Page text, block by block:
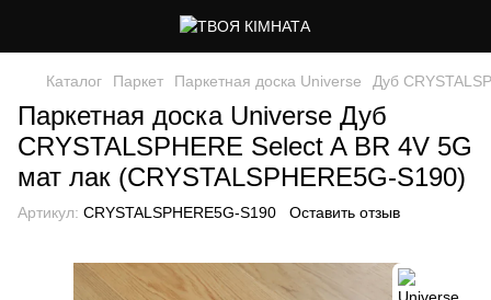
Каталог Паркет Паркетная доска Universe Дуб
Паркетная доска Universe Дуб
CRYSTALSPHERE Select A BR 4V 5G
мат лак (CRYSTALSPHERE5G-S190)
Артикул: CRYSTALSPHERE5G-S190 Оставить отзыв